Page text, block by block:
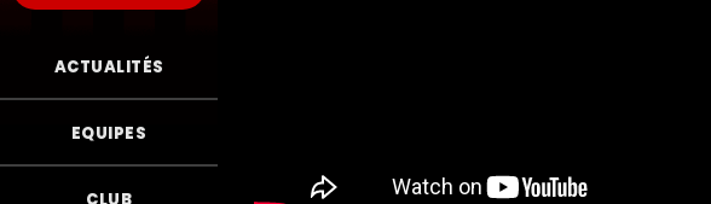
ACTUALITÉS
EQUIPES